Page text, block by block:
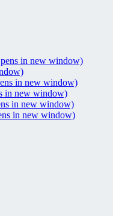
in new window)
in new window)
in new window)
in new window)
in new window)